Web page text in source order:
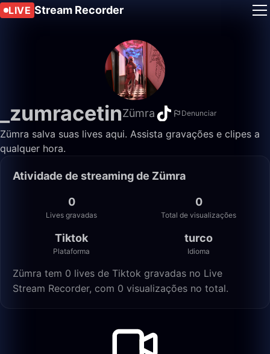
LIVE Stream Recorder
_zumracetinZümra Denunciar
Zümra salva suas lives aqui. Assista gravações e clipes a
qualquer hora.
Atividade de streaming de Zümra
0
Lives gravadas
0
Total de visualizações
Tiktok
Plataforma
turco
Idioma
Zümra tem 0 lives de Tiktok gravadas no Live
Stream Recorder, com 0 visualizações no total.